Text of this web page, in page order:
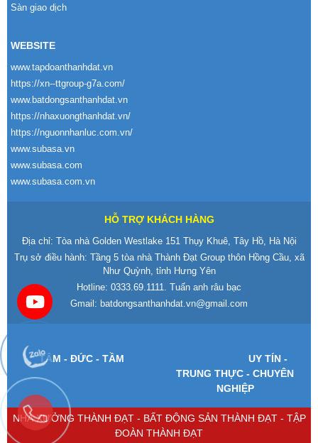
Sàn giao dịch
WEBSITE
www.tapdoanthanhdat.vn
https://xn--ttgroup-g7a.com/
www.batdongsanthanhdat.vn
https://nhaxuongthanhdat.vn/
https://nguonnhanluc.com.vn/
www.subasa.vn
www.subasa.com
www.subasa.com.vn
HỖ TRỢ KHÁCH HÀNG
Địa chỉ: Tòa nhà Golden Westlake 151 Thụy Khuê, Tây Hồ, Hà Nội
Trụ sở điều hành: Tầng 5 tòa nhà Thành Đạt Group thôn Hồng Cầu, xã
Như Quỳnh, tỉnh Hưng Yên
Hotline: 0333.69.1111. Tuấn anh râu bạc
Gmail: batdongsanthanhdat.vn@gmail.com
TÂM - ĐỨC - TẦM UY TÍN -
TRUNG THỰC - CHUYÊN
NGHIỆP
NHÀ XƯỞNG THÀNH ĐẠT - BẤT ĐỘNG SẢN THÀNH ĐẠT - TẬP
ĐOÀN THÀNH ĐẠT